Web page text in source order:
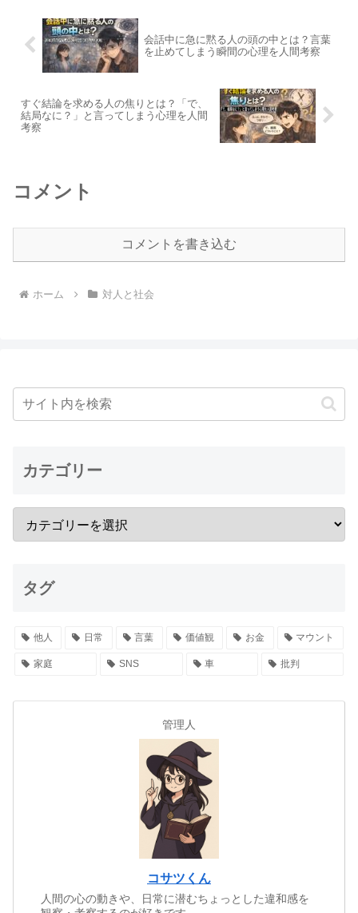
会話中に急に黙る人の頭の中とは？言葉
を止めてしまう瞬間の心理を人間考察
すぐ結論を求める人の焦りとは？「で、
結局なに？」と言ってしまう心理を人間
考察
コメント
コメントを書き込む
ホーム 対人と社会
カテゴリー
タグ
他人 日常 言葉 価値観 お金 マウント
家庭 SNS 車 批判
管理人
コサツくん
人間の心の動きや、日常に潜むちょっとした違和感を